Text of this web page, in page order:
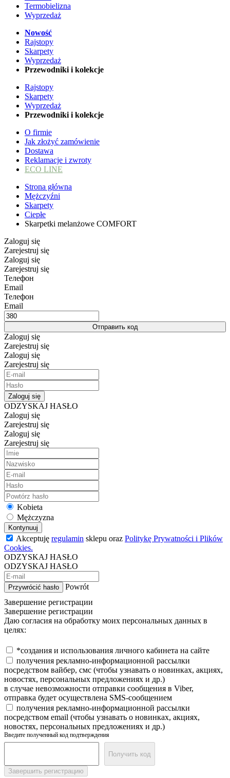
Termobielizna
Wyprzedaż
Nowość
Rajstopy
Skarpety
Wyprzedaż
Przewodniki i kolekcje
Rajstopy
Skarpety
Wyprzedaż
Przewodniki i kolekcje
O firmie
Jak złożyć zamówienie
Dostawa
Reklamacje i zwroty
ECO LINE
Strona główna
Mężczyźni
Skarpety
Ciepłe
Skarpetki melanżowe COMFORT
Zaloguj się
Zarejestruj się
Zaloguj się
Zarejestruj się
Телефон
Email
Телефон
Email
Отправить код
Zaloguj się
Zarejestruj się
Zaloguj się
Zarejestruj się
Zaloguj się
ODZYSKAJ HASŁO
Zaloguj się
Zarejestruj się
Zaloguj się
Zarejestruj się
Kobieta
Mężczyzna
Kontynuuj
Akceptuję regulamin sklepu oraz Politykę Prywatności i Plików
Cookies.
ODZYSKAJ HASŁO
ODZYSKAJ HASŁO
Przywrócić hasło
Powrót
Завершение регистрации
Завершение регистрации
Даю согласия на обработку моих персональных данных в
целях:
*создания и использования личного кабинета на сайте
получения рекламно-информационной рассылки
посредством вайбер, смс (чтобы узнавать о новинках, акциях,
новостях, персональных предложениях и др.)
в случае невозможности отправки сообщения в Viber,
отправка будет осуществлена SMS-сообщением
получения рекламно-информационной рассылки
посредством email (чтобы узнавать о новинках, акциях,
новостях, персональных предложениях и др.)
Введите полученный код подтверждения
Получить код
Завершить регистрацию